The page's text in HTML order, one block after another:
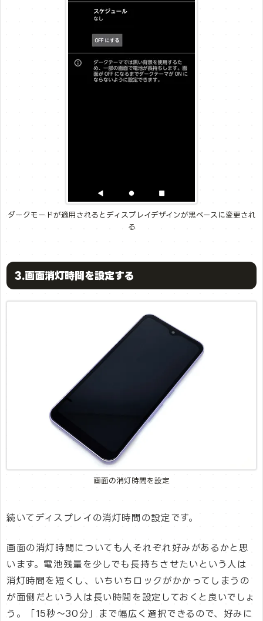
ダークモードが適用されるとディスプレイデザインが黒ベースに変更され
る
3.画面消灯時間を設定する
画面の消灯時間を設定
続いてディスプレイの消灯時間の設定です。
画面の消灯時間についても人それぞれ好みがあるかと思
います。電池残量を少しでも長持ちさせたいという人は
消灯時間を短くし、いちいちロックがかかってしまうの
が面倒だという人は長い時間を設定しておくと良いでしょ
う。「15秒～30分」まで幅広く選択できるので、好みに